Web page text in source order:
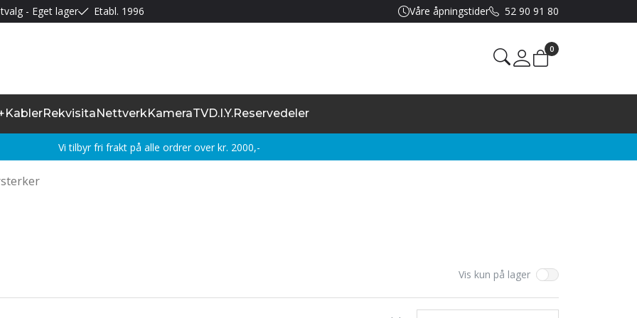
- Eget lager Etabl. 1996 Våre åpningstider 52 90 91 80
Mine sider
0
KablerRekvisitaNettverkKameraTVD.I.Y.Reservedeler
Vi tilbyr fri frakt på alle ordrer over kr. 2000,-
Vis kun på lager